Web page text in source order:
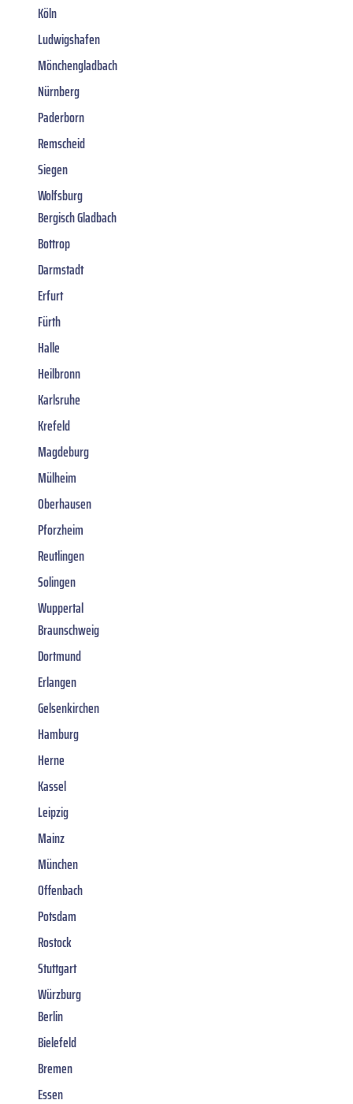
Köln
Ludwigshafen
Mönchengladbach
Nürnberg
Paderborn
Remscheid
Siegen
Wolfsburg
Bergisch Gladbach
Bottrop
Darmstadt
Erfurt
Fürth
Halle
Heilbronn
Karlsruhe
Krefeld
Magdeburg
Mülheim
Oberhausen
Pforzheim
Reutlingen
Solingen
Wuppertal
Braunschweig
Dortmund
Erlangen
Gelsenkirchen
Hamburg
Herne
Kassel
Leipzig
Mainz
München
Offenbach
Potsdam
Rostock
Stuttgart
Würzburg
Berlin
Bielefeld
Bremen
Essen